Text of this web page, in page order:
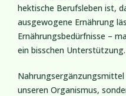
hektische Berufsleben ist,
ausgewogene Ernährung
Ernährungsbedürfnisse –
ein bisschen Unterstützung.
unseren Organismus,